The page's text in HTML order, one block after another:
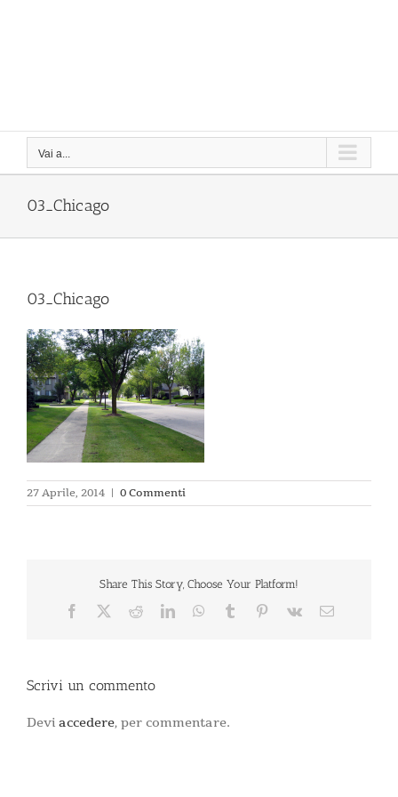
Vai a...
03_Chicago
03_Chicago
27 Aprile, 2014 | 0 Commenti
Share This Story, Choose Your Platform!
Facebook RedditLinkedInWhatsApp
Tumblr Pinterest
Vk Email
Scrivi un commento
Devi accedere, per commentare.